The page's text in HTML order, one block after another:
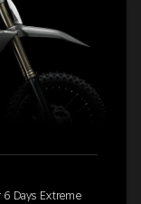
Days Extreme